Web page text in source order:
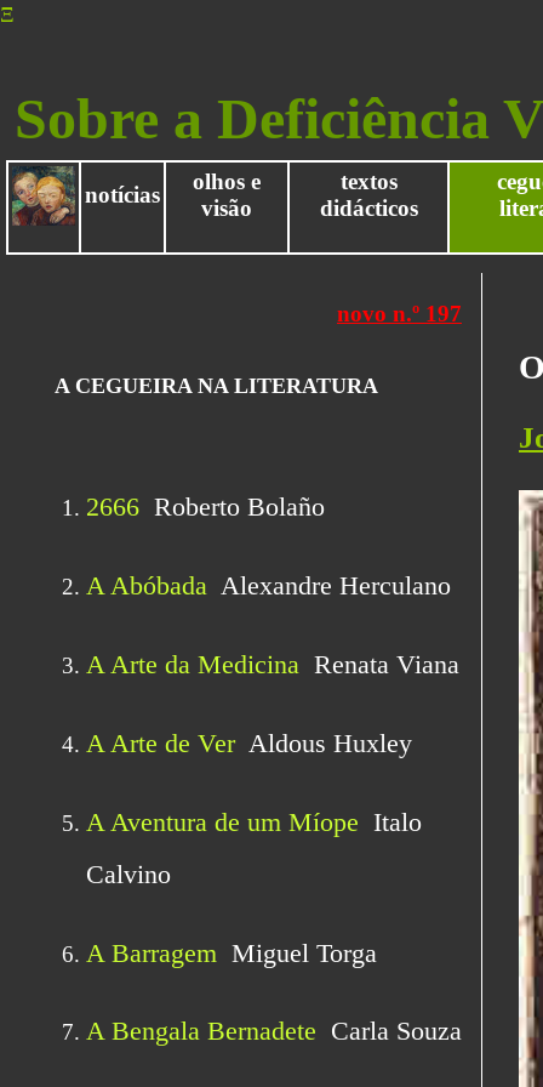
Ξ
Sobre a Deficiência
notícias
olhos e
visão
textos
didácticos